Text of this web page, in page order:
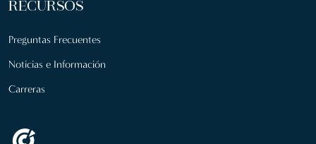
RECURSOS
Preguntas Frecuentes
Noticias e Información
Carreras